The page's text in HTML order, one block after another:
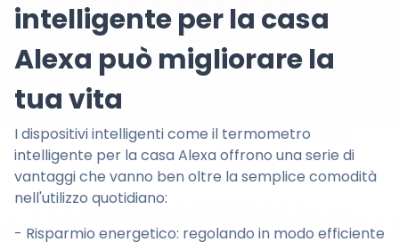
intelligente per la casa
Alexa può migliorare la
tua vita
I dispositivi intelligenti come il termometro
intelligente per la casa Alexa offrono una serie di
vantaggi che vanno ben oltre la semplice comodità
nell'utilizzo quotidiano:
- Risparmio energetico: regolando in modo efficiente